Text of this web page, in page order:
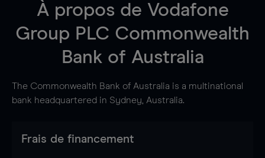
À propos de Vodafone
Group PLC Commonwealth
Bank of Australia
The Commonwealth Bank of Australia is a multinational
bank headquartered in Sydney, Australia.
Frais de financement